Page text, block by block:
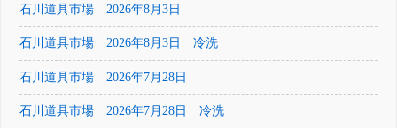
石川道具市場 2026年8月3日
石川道具市場 2026年8月3日 冷洗
石川道具市場 2026年7月28日
石川道具市場 2026年7月28日 冷洗